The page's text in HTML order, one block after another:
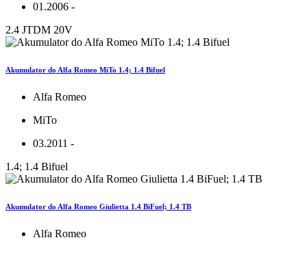
01.2006 -
2.4 JTDM 20V
Akumulator do Alfa Romeo MiTo 1.4; 1.4 Bifuel
Alfa Romeo
MiTo
03.2011 -
1.4; 1.4 Bifuel
Akumulator do Alfa Romeo Giulietta 1.4 BiFuel; 1.4 TB
Alfa Romeo